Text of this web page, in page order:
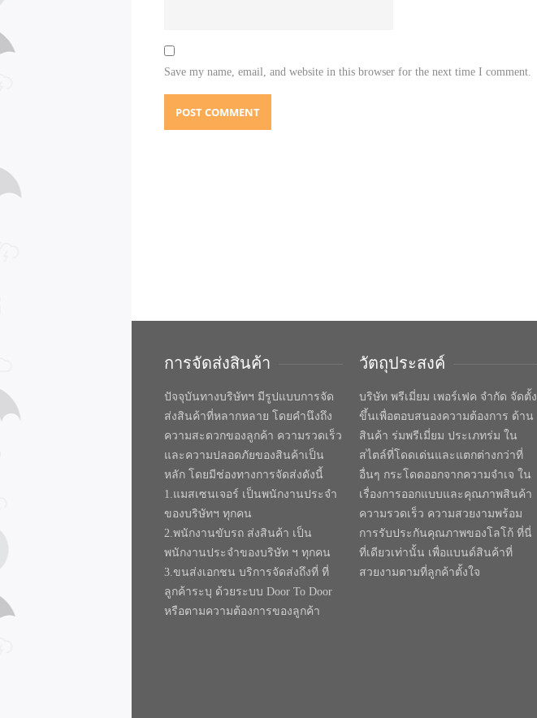
Save my name, email, and website in this browser for the next time I comment.
การจัดส่งสินค้า
ปัจจุบันทางบริษัทฯ มีรูปแบบการจัด
ส่งสินค้าที่หลากหลาย โดยคำนึงถึง
ความสะดวกของลูกค้า ความรวดเร็ว
และความปลอดภัยของสินค้าเป็น
หลัก โดยมีช่องทางการจัดส่งดังนี้
1.แมสเซนเจอร์ เป็นพนักงานประจำ
ของบริษัทฯ ทุกคน
2.พนักงานขับรถ ส่งสินค้า เป็น
พนักงานประจำของบริษัท ฯ ทุกคน
3.ขนส่งเอกชน บริการจัดส่งถึงที่ ที่
ลูกค้าระบุ ด้วยระบบ Door To Door
หรือตามความต้องการของลูกค้า
วัตถุประสงค์
บริษัท พรีเมี่ยม เพอร์เฟค จำกัด จัดตั้ง
ขึ้นเพื่อตอบสนองความต้องการ ด้าน
สินค้า ร่มพรีเมี่ยม ประเภทร่ม ใน
สไตล์ที่โดดเด่นและแตกต่างกว่าที่
อื่นๆ กระโดดออกจากความจำเจ ใน
เรื่องการออกแบบและคุณภาพสินค้า
ความรวดเร็ว ความสวยงามพร้อม
การรับประกันคุณภาพของโลโก้ ที่นี่
ที่เดียวเท่านั้น เพื่อแบนด์สินค้าที่
สวยงามตามที่ลูกค้าตั้งใจ